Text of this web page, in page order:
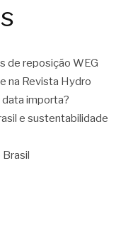
de reposição WEG
na Revista Hydro
data importa?
e sustentabilidade
Brasil